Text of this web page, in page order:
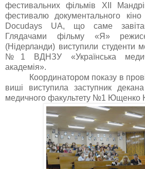
фестивальних фільмів XII
фестивалю документального
Docudays UA, що саме
Глядачами фільму «Я»
(Нідерланди) виступили студенти
№1 ВДНЗУ «Українська
академія».
Координатором показу в
виші виступила заступник
медичного факультету №1 Ющенко